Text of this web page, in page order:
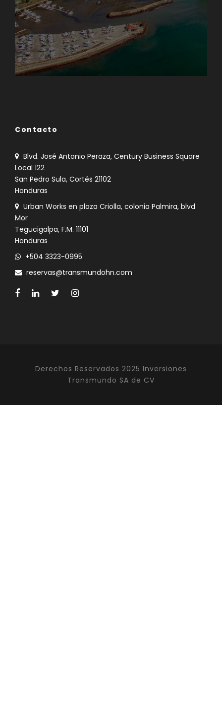
Contacto
Blvd. José Antonio Peraza, Century Business Square
Local 122
San Pedro Sula, Cortés 21102
Honduras
Urban Works en plaza Criolla, colonia Palmira, blvd
Mor
Tegucigalpa, F.M. 11101
Honduras
+504 3323-0995
reservas@transmundohn.com
Derechos Reservados 2025 Inversiones
Transmundo SA de CV